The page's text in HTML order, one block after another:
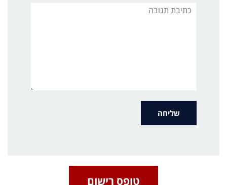
תגובה
טופס רישום